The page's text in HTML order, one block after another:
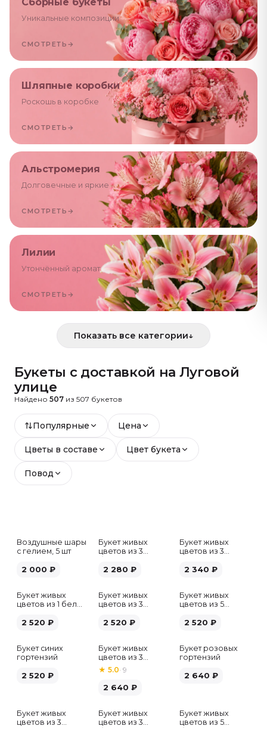
Уникальные композиции
СМОТРЕТЬ →
Шляпные коробки
Роскошь в коробке
СМОТРЕТЬ →
Альстромерия
Долговечные и яркие
СМОТРЕТЬ →
Лилии
Утончённый аромат
СМОТРЕТЬ →
Показать все категории↓
Букеты с доставкой на Луговой
улице
Найдено 507 из 507 букетов
Популярные Цена
Цветы в составе Цвет букета
Повод
Воздушные шары
с гелием, 5 шт
2 000 ₽
Букет живых
цветов из 3
2 280 ₽
Букет живых
цветов из 3
2 340 ₽
Букет живых
цветов из 1 белой
2 520 ₽
Букет живых
цветов из 3
2 520 ₽
Букет живых
цветов из 5
микс
2 520 ₽
Букет синих
гортензий
2 520 ₽
Букет живых
цветов из 3
розовых пионов
★ 5.0· 9
2 640 ₽
Букет розовых
гортензий
2 640 ₽
Букет живых
цветов из 3
Букет живых
цветов из 3
Хит
Букет живых
цветов из 5